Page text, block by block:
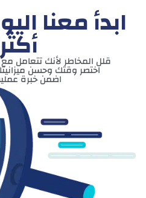
ابدأ معنا
قلل المخاطر لأنك تتعامل
اختصر وقتك وحسن
اضمن خبرة